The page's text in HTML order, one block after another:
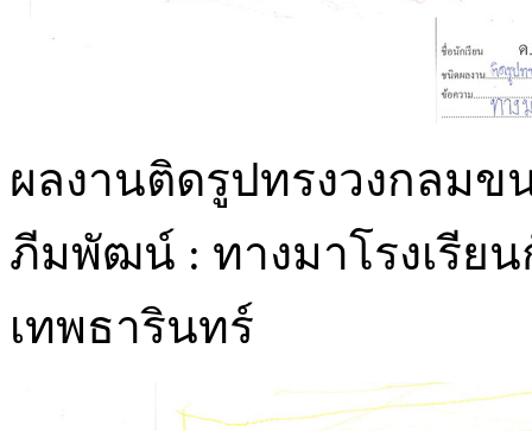
ผลงานติดรูปทรงวงกลมข
ภีมพัฒน์ : ทางมาโรงเรีย
เทพธารินทร์